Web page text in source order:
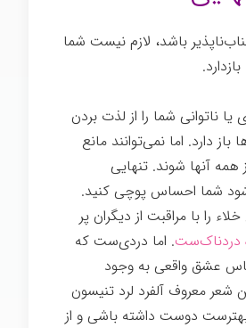
باشد، لازم نیست شما
ناتوانی شما را از لذت بردن
باز دارد. اما نمی‌توانند مانع
آنها شوند. تنهایی
شما احساس پوچی کنید.
را با مراقبت از دیگران پر
دردناک‌ست. اما دردی‌ست که
عشق واقعی به وجود
شعر معروف آلفرد لرد تنیسون
دوست داشته باشی و از